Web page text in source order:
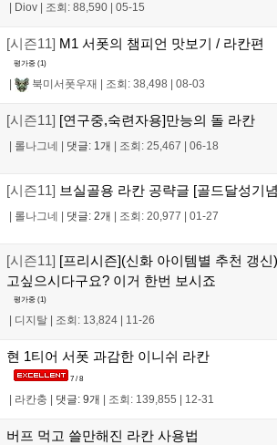
Diov 조회: 88,590 05-15
[시즌11] M1 서폿의 챔피언 맛보기 / 라칸편
평가중 (1)
| 북미서폿우재 | 조회: 38,498 | 08-03
[시즌11] [연구중,숙련자용]만능의 돌 라칸
| 롤나그네 | 댓글: 1개 | 조회: 25,467 | 06-18
[시즌11] 브실골용 라칸 공략글 [골드달성기
| 롤나그네 | 댓글: 2개 | 조회: 20,977 | 01-27
[시즌11] [프리시즌](신화 아이템별 추천 갱
고싶으시다구요? 이거 한번 보시죠
평가중 (1)
디지탈 조회: 13,824 11-26
현 1티어 서폿 과감한 이니쉬 라칸
7 / 8
라칸충 댓글: 9개 조회: 139,855 12-31
버프 먹고 쓸만해진 라칸 사용법